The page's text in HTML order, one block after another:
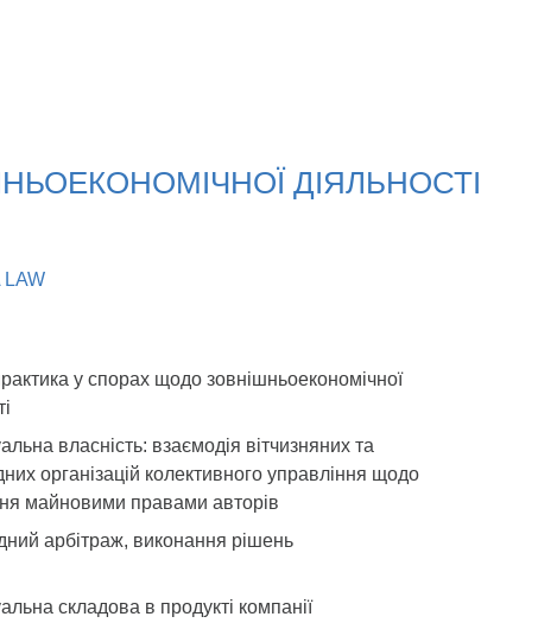
ДІЯЛЬНОСТІ
LAW
у спорах щодо зовнішньоекономічної
власність: взаємодія вітчизняних та
організацій колективного управління щодо
майновими правами авторів
арбітраж, виконання рішень
складова в продукті компанії